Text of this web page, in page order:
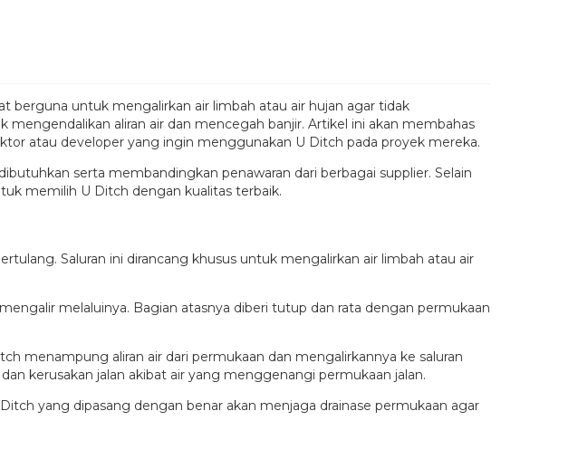
berguna untuk mengalirkan air limbah atau air hujan agar tidak
aliran air dan mencegah banjir. Artikel ini akan membahas
atau developer yang ingin menggunakan U Ditch pada proyek mereka.
serta membandingkan penawaran dari berbagai supplier. Selain
memilih U Ditch dengan kualitas terbaik.
Saluran ini dirancang khusus untuk mengalirkan air limbah atau air
melaluinya. Bagian atasnya diberi tutup dan rata dengan permukaan
menampung aliran air dari permukaan dan mengalirkannya ke saluran
kerusakan jalan akibat air yang menggenangi permukaan jalan.
yang dipasang dengan benar akan menjaga drainase permukaan agar